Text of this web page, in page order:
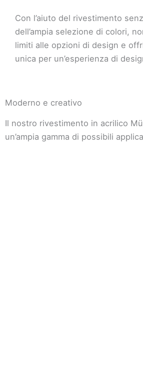
Con l’aiuto del rivestimento
dell’ampia selezione di colori,
limiti alle opzioni di design e
unica per un’esperienza di
Moderno e creativo
Il nostro rivestimento in acrilico
un’ampia gamma di possibili